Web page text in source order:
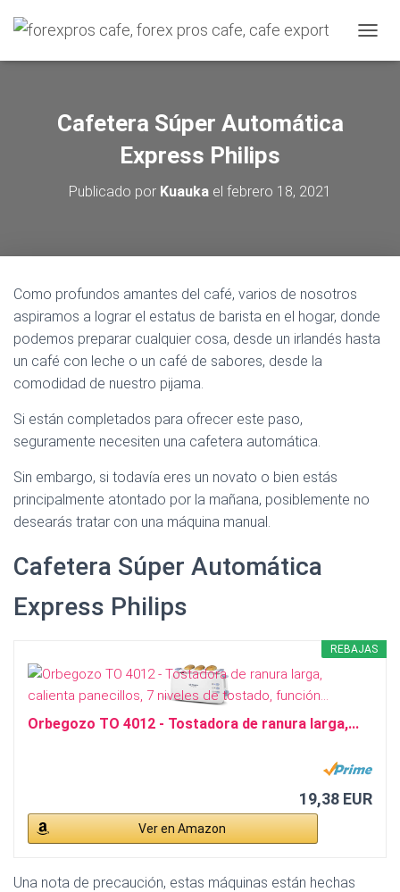
A
E
G
Cafetera Súper Automática
Express Philips
Publicado por Kuauka el febrero 18, 2021
Como profundos amantes del café, varios de nosotros
aspiramos a lograr el estatus de barista en el hogar, donde
podemos preparar cualquier cosa, desde un irlandés hasta
un café con leche o un café de sabores, desde la
comodidad de nuestro pijama.
Si están completados para ofrecer este paso,
seguramente necesiten una cafetera automática.
Sin embargo, si todavía eres un novato o bien estás
principalmente atontado por la mañana, posiblemente no
desearás tratar con una máquina manual.
Cafetera Súper Automática
Express Philips
REBAJAS
Orbegozo TO 4012 - Tostadora de ranura larga,...
19,38 EUR
Ver en Amazon
Una nota de precaución, estas máquinas están hechas